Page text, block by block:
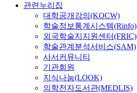
관련누리집
대학공개강의(KOCW)
학술정보통계시스템(Rinfo)
외국학술지지원센터(FRIC)
학술관계분석서비스(SAM)
사서커뮤니티
기관회원
지식나눔(LOOK)
의학전자도서관(MEDLIS)